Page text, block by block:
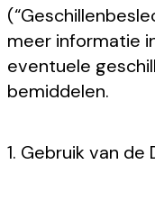
meer informatie
eventuele
bemiddelen.
1. Gebruik van de